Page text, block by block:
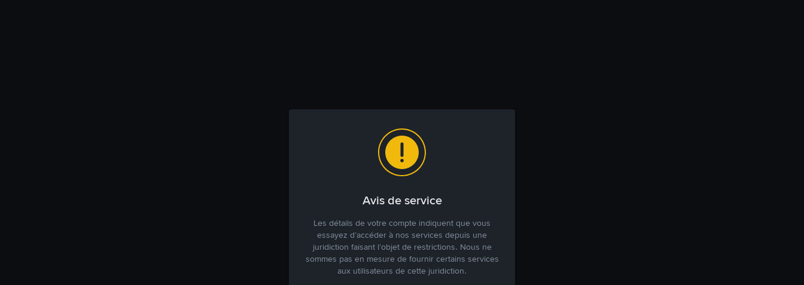
Avis de service
Les détails de votre compte indiquent que vous
essayez d’accéder à nos services depuis une
juridiction faisant l’objet de restrictions. Nous ne
sommes pas en mesure de fournir certains services
aux utilisateurs de cette juridiction.